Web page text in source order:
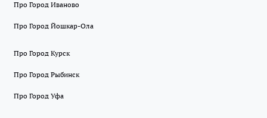
Про Город Иваново
Про Город Йошкар-Ола
Про Город Курск
Про Город Рыбинск
Про Город Уфа